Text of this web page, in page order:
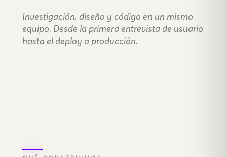
Investigación, diseño y código en un mismo
equipo. Desde la primera entrevista de usuario
hasta el deploy a producción.